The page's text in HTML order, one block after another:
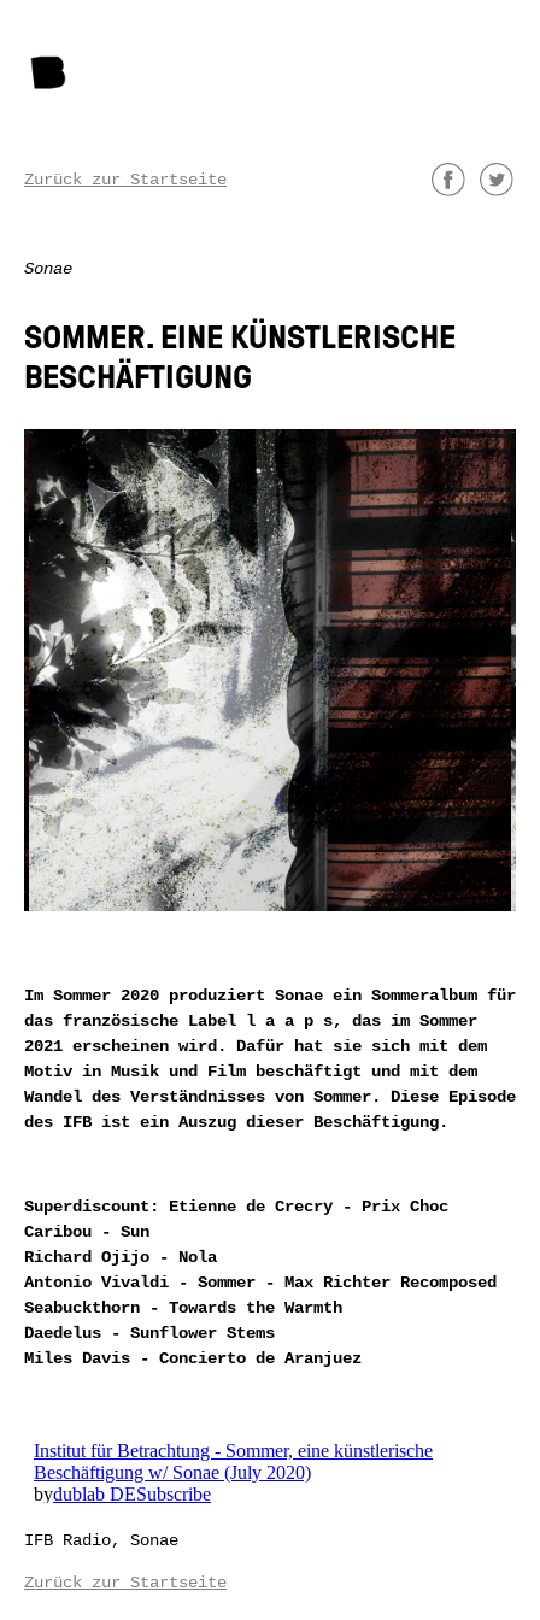
Zurück zur Startseite
Sonae
SOMMER. EINE KÜNSTLERISCHE
BESCHÄFTIGUNG
Im Sommer 2020 produziert Sonae ein Sommeralbum für
das französische Label l a a p s, das im Sommer
2021 erscheinen wird. Dafür hat sie sich mit dem
Motiv in Musik und Film beschäftigt und mit dem
Wandel des Verständnisses von Sommer. Diese Episode
des IFB ist ein Auszug dieser Beschäftigung.
Superdiscount: Etienne de Crecry - Prix Choc
Caribou - Sun
Richard Ojijo - Nola
Antonio Vivaldi - Sommer - Max Richter Recomposed
Seabuckthorn - Towards the Warmth
Daedelus - Sunflower Stems
Miles Davis - Concierto de Aranjuez
IFB Radio, Sonae
Zurück zur Startseite